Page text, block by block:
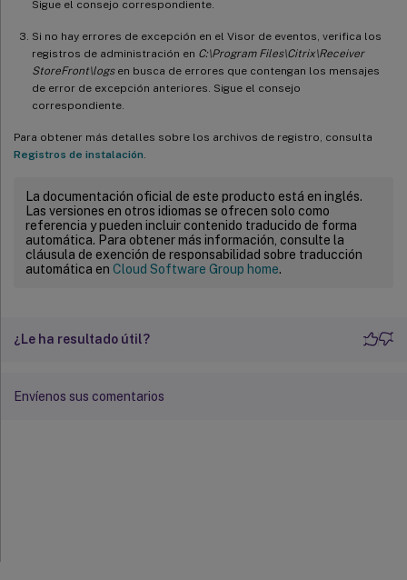
Sigue el consejo correspondiente.
Si no hay errores de excepción en el Visor de eventos, verifica los
registros de administración en C:\Program Files\Citrix\Receiver
StoreFront\logsen busca de errores que contengan los mensajes
de error de excepción anteriores. Sigue el consejo
correspondiente.
Para obtener más detalles sobre los archivos de registro, consulta
Registros de instalación
La documentación oficial de este producto está en inglés.
Las versiones en otros idiomas se ofrecen solo como
referencia y pueden incluir contenido traducido de forma
automática. Para obtener más información, consulte la
cláusula de exención de responsabilidad sobre traducción
automática en Cloud Software Group home.
¿Le ha resultado útil?
Envíenos sus comentarios